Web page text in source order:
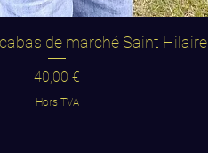
Aperçu rapide
de marché Saint Hilaire
Prix
40,00 €
Hors TVA